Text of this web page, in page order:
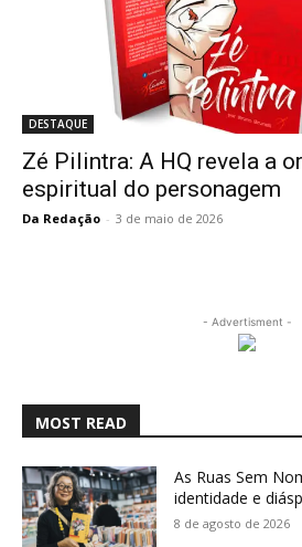
DESTAQUE
Zé Pilintra: A HQ revela a
espiritual do personagem
Da Redação - 3 de maio de 2026
- Advertisment -
MOST READ
As Ruas Sem
identidade e
8 de agosto de 2026